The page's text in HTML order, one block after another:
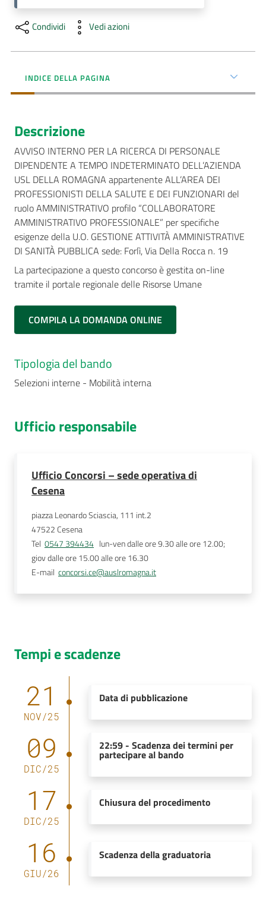
Condividi Vedi azioni
INDICE DELLA PAGINA
Descrizione
AVVISO INTERNO PER LA RICERCA DI PERSONALE
DIPENDENTE A TEMPO INDETERMINATO DELL’AZIENDA
USL DELLA ROMAGNA appartenente ALL’AREA DEI
PROFESSIONISTI DELLA SALUTE E DEI FUNZIONARI del
ruolo AMMINISTRATIVO profilo “COLLABORATORE
AMMINISTRATIVO PROFESSIONALE” per specifiche
esigenze della U.O. GESTIONE ATTIVITÀ AMMINISTRATIVE
DI SANITÀ PUBBLICA sede: Forlì, Via Della Rocca n. 19
La partecipazione a questo concorso è gestita on-line
tramite il portale regionale delle Risorse Umane
COMPILA LA DOMANDA ONLINE
Tipologia del bando
Selezioni interne - Mobilità interna
Ufficio responsabile
Ufficio Concorsi – sede operativa di
Cesena
piazza Leonardo Sciascia, 111 int.2
47522 Cesena
Tel 0547 394434
   lun-ven dalle ore 9.30 alle ore 12.00;
giov dalle ore 15.00 alle ore 16.30
E-mail concorsi.ce@auslromagna.it
Tempi e scadenze
21
NOV/25
Data di pubblicazione
09
DIC/25
22:59- Scadenza dei termini per
partecipare al bando
17
DIC/25
Chiusura del procedimento
16
GIU/26
Scadenza della graduatoria